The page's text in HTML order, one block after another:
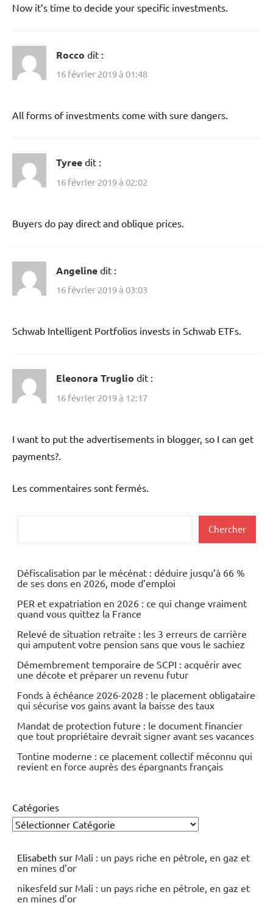
Now it’s time to decide your specific investments.
Rocco dit :
16 février 2019 à 01:48
All forms of investments come with sure dangers.
Tyree dit :
16 février 2019 à 02:02
Buyers do pay direct and oblique prices.
Angeline dit :
16 février 2019 à 03:03
Schwab Intelligent Portfolios invests in Schwab ETFs.
Eleonora Truglio dit :
16 février 2019 à 12:17
I want to put the advertisements in blogger, so I can get
payments?.
Les commentaires sont fermés.
Chercher
Défiscalisation par le mécénat : déduire jusqu’à 66 %
de ses dons en 2026, mode d’emploi
PER et expatriation en 2026 : ce qui change vraiment
quand vous quittez la France
Relevé de situation retraite : les 3 erreurs de carrière
qui amputent votre pension sans que vous le sachiez
Démembrement temporaire de SCPI : acquérir avec
une décote et préparer un revenu futur
Fonds à échéance 2026-2028 : le placement obligataire
qui sécurise vos gains avant la baisse des taux
Mandat de protection future : le document financier
que tout propriétaire devrait signer avant ses vacances
Tontine moderne : ce placement collectif méconnu qui
revient en force auprès des épargnants français
Catégories
Elisabeth sur Mali : un pays riche en pétrole, en gaz et
en mines d’or
nikesfeld sur Mali : un pays riche en pétrole, en gaz et
en mines d’or